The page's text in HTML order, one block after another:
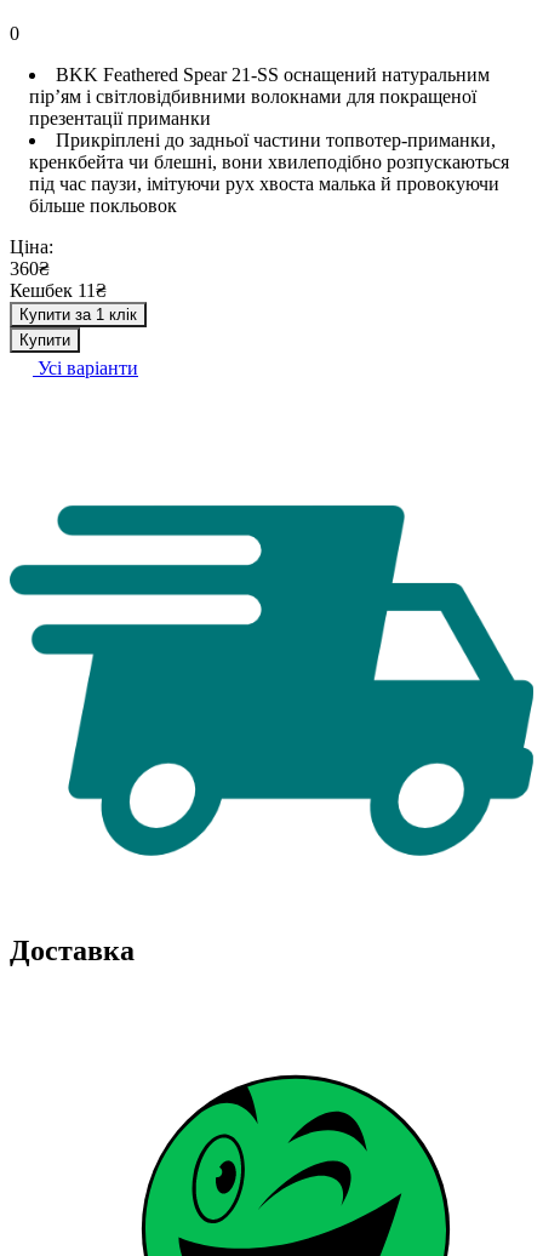
0
BKK Feathered Spear 21-SS оснащений натуральним
пір’ям і світловідбивними волокнами для покращеної
презентації приманки
Прикріплені до задньої частини топвотер-приманки,
кренкбейта чи блешні, вони хвилеподібно розпускаються
під час паузи, імітуючи рух хвоста малька й провокуючи
більше покльовок
Ціна:
360₴
Кешбек 11₴
Купити за 1 клік
Купити
Усі варіанти
Доставка